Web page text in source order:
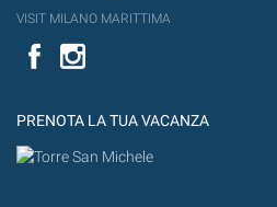
VISIT MILANO MARITTIMA
Facebook
PRENOTA LA TUA VACANZA